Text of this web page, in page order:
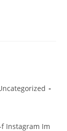
Instagram Im